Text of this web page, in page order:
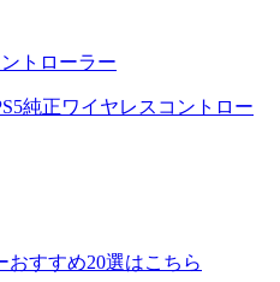
トローラー
純正ワイヤレスコントロー
おすすめ20選はこちら